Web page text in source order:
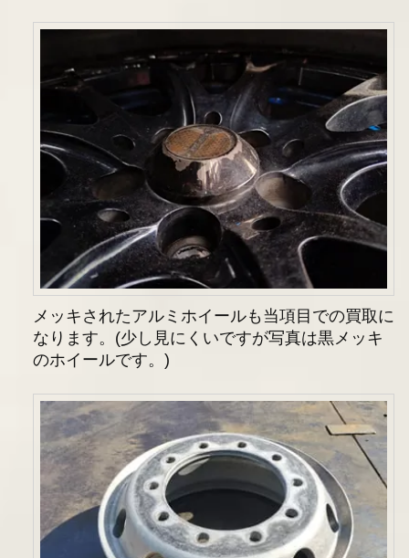
メッキされたアルミホイールも当項目での買取に
なります。(少し見にくいですが写真は黒メッキ
のホイールです。)